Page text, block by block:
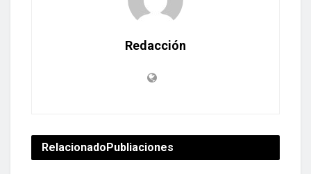
Redacción
RelacionadoPubliaciones